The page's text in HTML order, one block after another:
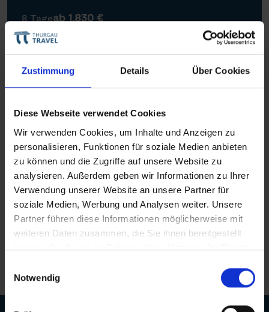
Zustimmung Details Über Cookies
Diese Webseite verwendet Cookies
Wir verwenden Cookies, um Inhalte und Anzeigen zu
personalisieren, Funktionen für soziale Medien anbieten
zu können und die Zugriffe auf unsere Website zu
analysieren. Außerdem geben wir Informationen zu Ihrer
Verwendung unserer Website an unsere Partner für
soziale Medien, Werbung und Analysen weiter. Unsere
Partner führen diese Informationen möglicherweise mit
weiteren Daten zusammen, die Sie ihnen bereitgestellt
haben oder die sie im Rahmen Ihrer Nutzung der Dienste
Notwendig
8 Tageab 1.830 €
Reiseverlauf
1 2 3
Hervorragende Beratungsqualität
Persönliche Betreuung bis nach der Reise
Erstklassige Menüs von Spitzenköchen